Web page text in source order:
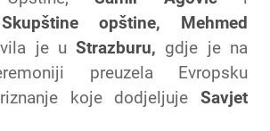
opštine, Mehmed
je uStrazburu, gdje je na
preuzela Evropsku
koje dodjeljuje Savjet